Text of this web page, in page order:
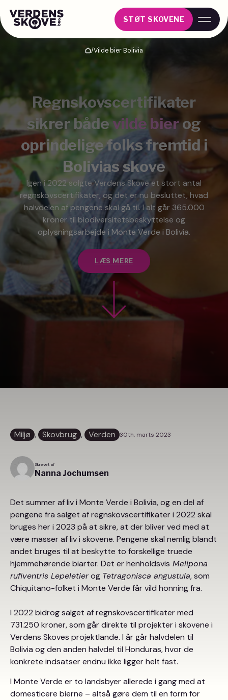
STØT SKOVENE
Hjem/Vilde bier Bolivia
Regnskovscertifikater
sikrer bådevilde bierog
oprindelige folks fremtid i
Bolivias skove
Igen i 2022 solgte Verdens Skove et stort antal
regnskovscertifikater, og det er nu besluttet, hvad
halvdelen af pengene skal gå til. I alt går 365.000
kroner til biodiversitetsbeskyttelse og
oplysningsarbejde i Monte Verde i Bolivia.
LÆS MERE
Miljø , Skovbrug , Verden 30th, marts 2023
Skrevet af
Nanna Jochumsen
Det summer af liv i Monte Verde i Bolivia, og en del af
pengene fra salget af regnskovscertifikater i 2022 skal
bruges her i 2023 på at sikre, at der bliver ved med at
være masser af liv i skovene. Pengene skal nemlig blandt
andet bruges til at beskytte to forskellige truede
hjemmehørende biarter. Det er henholdsvis Melipona
rufiventris Lepeletierog Tetragonisca angustula, som
Chiquitano-folket i Monte Verde får vild honning fra.
I 2022 bidrog salget af regnskovscertifikater med
731.250 kroner, som går direkte til projekter i skovene i
Verdens Skoves projektlande. I år går halvdelen til
Bolivia og den anden halvdel til Honduras, hvor de
konkrete indsatser endnu ikke ligger helt fast.
I Monte Verde er to landsbyer allerede i gang med at
domesticere bierne – altså gøre dem til en form for